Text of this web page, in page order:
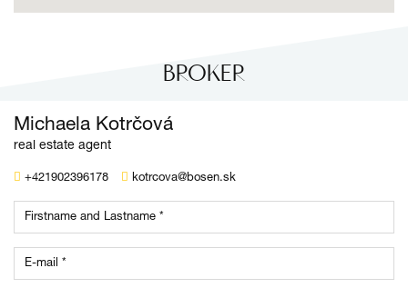
BROKER
Michaela Kotrčová
real estate agent
+421902396178 kotrcova@bosen.sk